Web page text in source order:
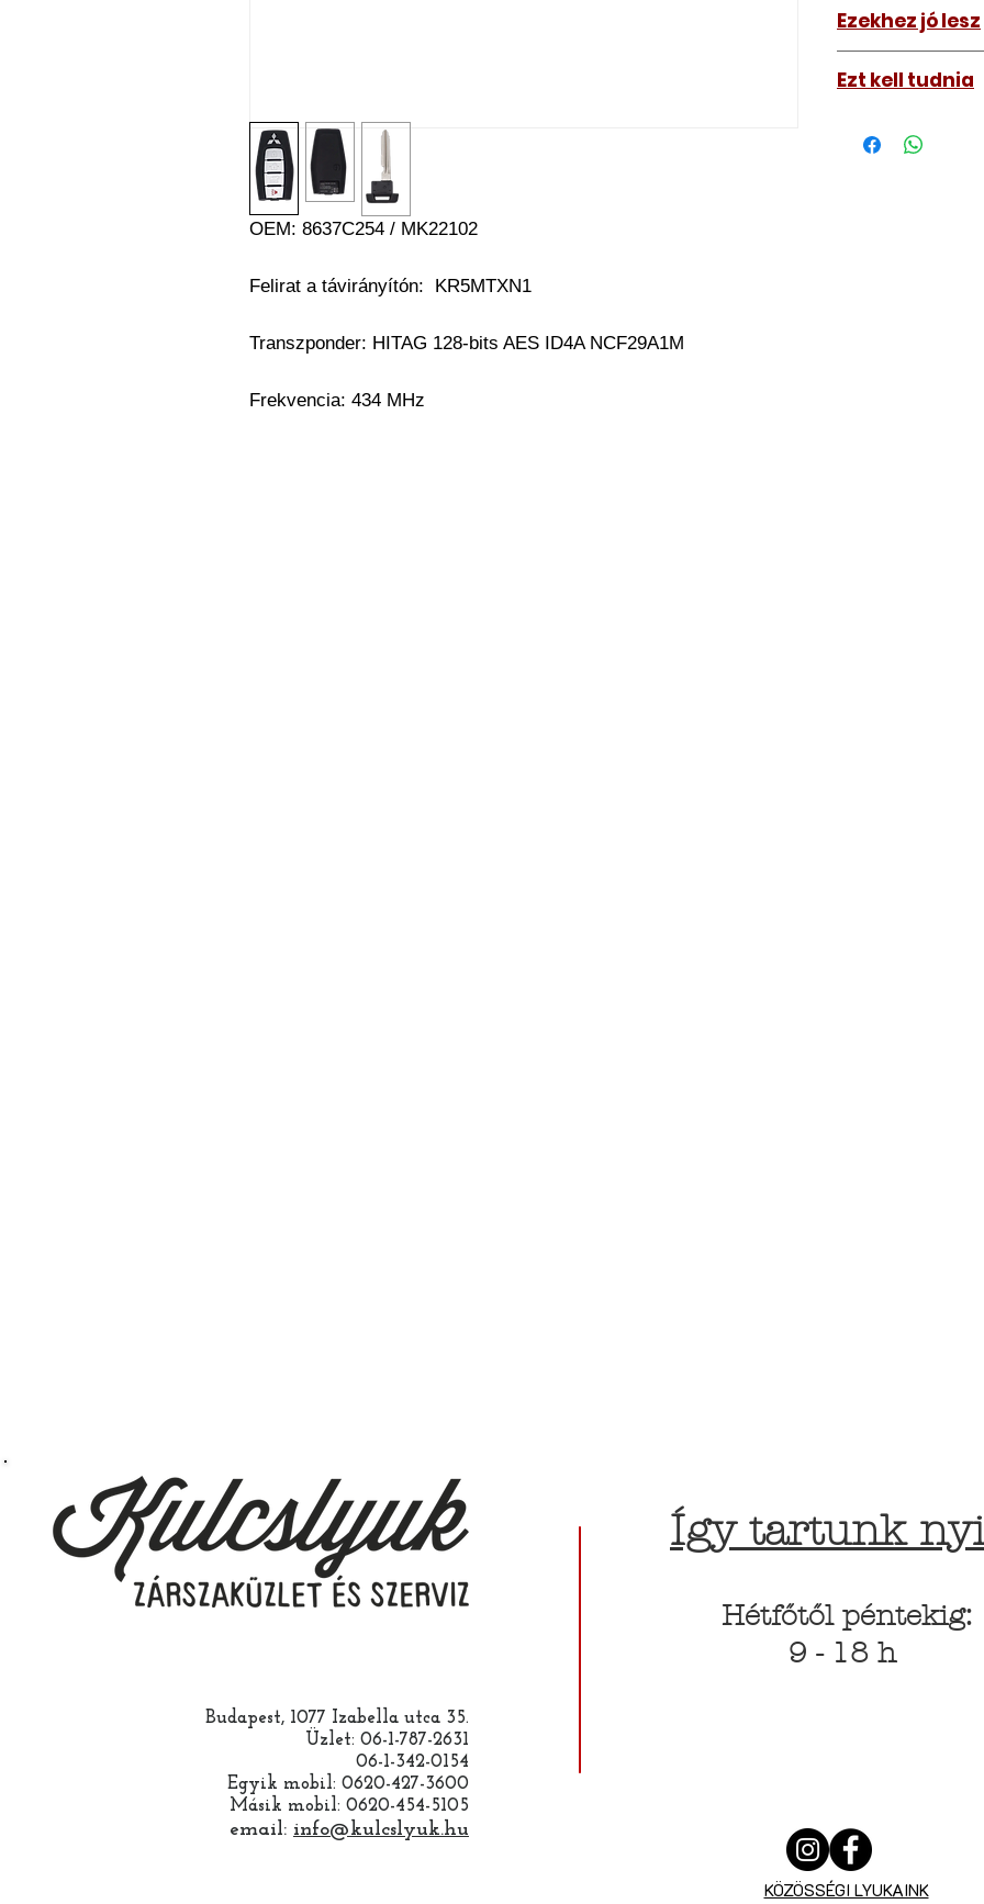
OEM: 8637C254 / MK22102
Felirat a távirányítón: KR5MTXN1
Transzponder: HITAG 128-bits AES ID4A NCF29A1M
Frekvencia: 434 MHz
Ezekhez jó lesz
Ezt kell tudnia
távirányítós
Budapest, 1077 Izabella utca 35.
Üzlet: 06-1-787-2631
06-1-342-0154
Egyik mobil: 0620-427-3600
Másik mobil: 0620-454-5105
email: info@kulcslyuk.hu
Így tartunk
Hétfőtől péntekig:
9 - 18 h
KÖZÖSSÉGI LYUKAINK